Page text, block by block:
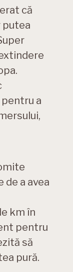
că
putea
a
de a avea
km în
pentru
să
pură.